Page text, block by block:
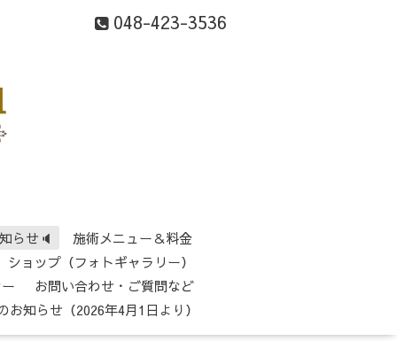
048-423-3536
らせ🔈
施術メニュー＆料金
ショップ（フォトギャラリー）
お問い合わせ・ご質問など
お知らせ（2026年4月1日より）